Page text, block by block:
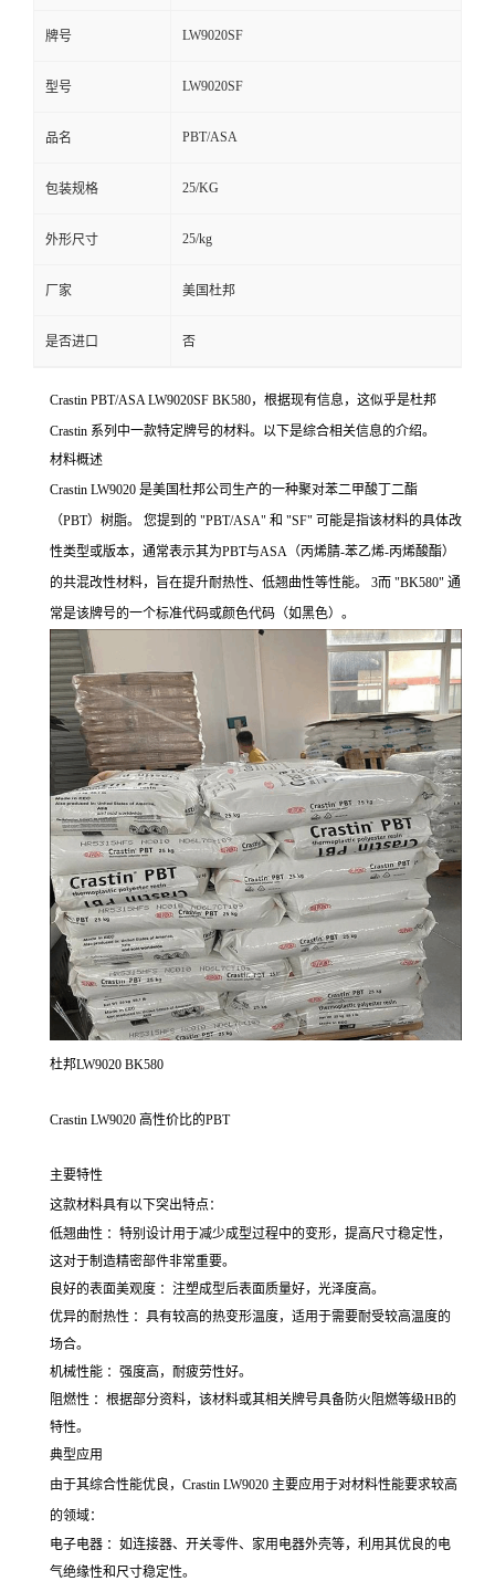
牌号 LW9020SF
型号 LW9020SF
品名 PBT/ASA
包装规格 25/KG
外形尺寸 25/kg
厂家 美国杜邦
是否进口 否
Crastin PBT/ASA LW9020SF BK580，根据现有信息，这似乎是杜邦
Crastin 系列中一款特定牌号的材料。以下是综合相关信息的介绍。
材料概述
Crastin LW9020 是美国杜邦公司生产的一种聚对苯二甲酸丁二酯
（PBT）树脂。 您提到的 "PBT/ASA" 和 "SF" 可能是指该材料的具体改
性类型或版本，通常表示其为PBT与ASA（丙烯腈-苯乙烯-丙烯酸酯）
的共混改性材料，旨在提升耐热性、低翘曲性等性能。 3而 "BK580" 通
常是该牌号的一个标准代码或颜色代码（如黑色）。
杜邦LW9020 BK580
Crastin LW9020 高性价比的PBT
主要特性
这款材料具有以下突出特点：
低翘曲性 ：特别设计用于减少成型过程中的变形，提高尺寸稳定性，
这对于制造精密部件非常重要。
良好的表面美观度 ：注塑成型后表面质量好，光泽度高。
优异的耐热性 ：具有较高的热变形温度，适用于需要耐受较高温度的
场合。
机械性能 ：强度高，耐疲劳性好。
阻燃性 ：根据部分资料，该材料或其相关牌号具备防火阻燃等级HB的
特性。
典型应用
由于其综合性能优良，Crastin LW9020 主要应用于对材料性能要求较高
的领域：
电子电器 ：如连接器、开关零件、家用电器外壳等，利用其优良的电
气绝缘性和尺寸稳定性。